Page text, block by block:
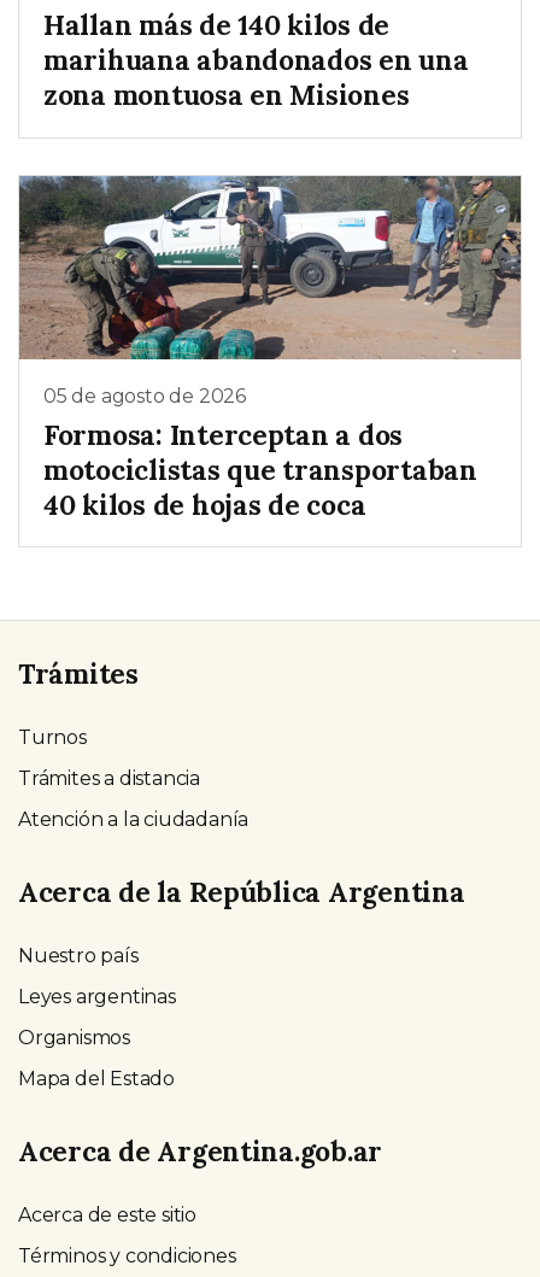
Hallan más de 140 kilos de
marihuana abandonados en una
zona montuosa en Misiones
05 de agosto de 2026
Formosa: Interceptan a dos
motociclistas que transportaban
40 kilos de hojas de coca
Trámites
Turnos
Trámites a distancia
Atención a la ciudadanía
Acerca de la República Argentina
Nuestro país
Leyes argentinas
Organismos
Mapa del Estado
Acerca de Argentina.gob.ar
Acerca de este sitio
Términos y condiciones